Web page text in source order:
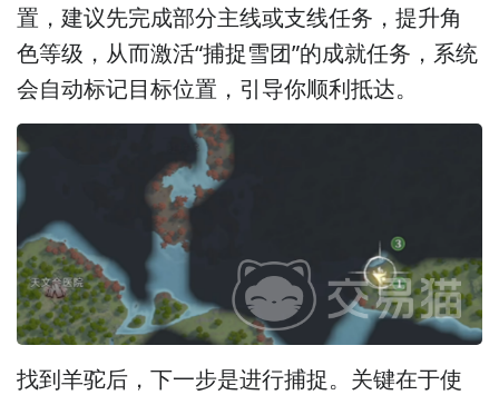
置，建议先完成部分主线或支线任务，提升角
色等级，从而激活“捕捉雪团”的成就任务，系统
会自动标记目标位置，引导你顺利抵达。
找到羊驼后，下一步是进行捕捉。关键在于使